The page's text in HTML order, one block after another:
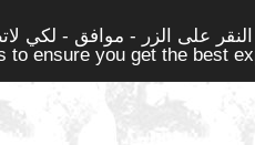
على الزر - موافق - لكي
to ensure you get the best